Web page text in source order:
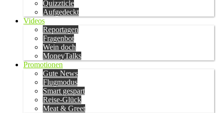
Quizzticle
Aufgedeckt
Videos
Reportagen
Fragenbot
Wein doch
MoneyTalks
Promotionen
Gute News
Flugmodus
Smart gespart
Reise-Glück
Meat & Greet